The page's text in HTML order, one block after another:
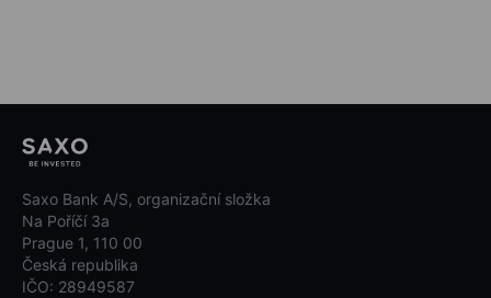
Saxo Bank A/S, organizační složka
Na Poříčí 3a
Prague 1, 110 00
Česká republika
IČO: 28949587